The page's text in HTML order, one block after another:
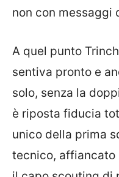
non con messaggi
A quel punto
sentiva pronto e
solo, senza la
è riposta fiducia
unico della prima
tecnico, affiancato